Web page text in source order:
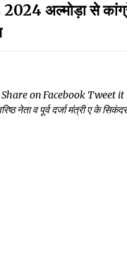
अल्मोड़ा से कांग्रेस
on Facebook Tweet it
नेता व पूर्व दर्जा मंत्री ए के